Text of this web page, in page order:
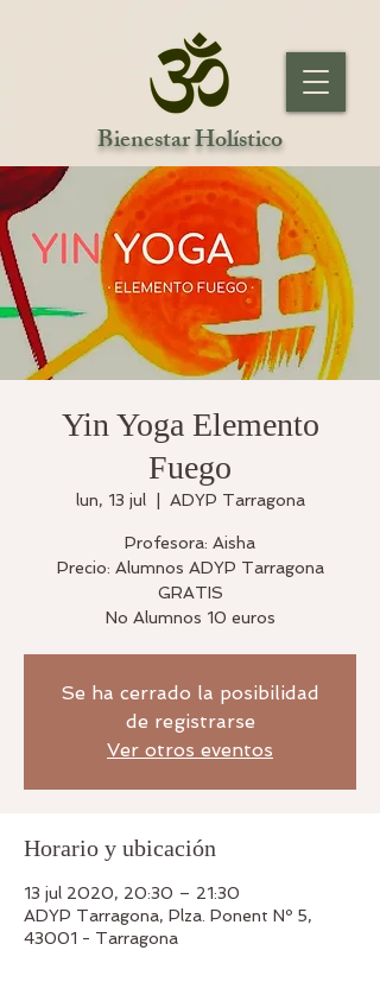
Bienestar Holístico
Yin Yoga Elemento
Fuego
lun, 13 jul
  |
ADYP Tarragona
Profesora: Aisha
Precio: Alumnos ADYP Tarragona
GRATIS
No Alumnos 10 euros
Se ha cerrado la posibilidad
de registrarse
Ver otros eventos
Horario y ubicación
13 jul 2020, 20:30 – 21:30
ADYP Tarragona, Plza. Ponent Nº 5,
43001 - Tarragona